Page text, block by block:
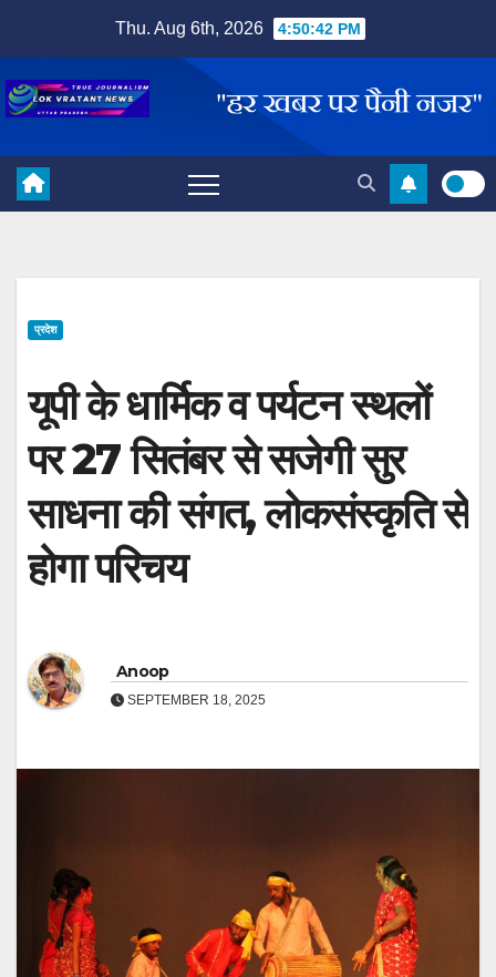
content
Thu. Aug 6th, 2026 4:50:42 PM
प्रदेश
यूपी के धार्मिक व पर्यटन स्थलों
पर 27 सितंबर से सजेगी सुर
साधना की संगत, लोकसंस्कृति से
होगा परिचय
Anoop
SEPTEMBER 18, 2025